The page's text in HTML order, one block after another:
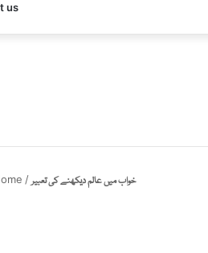
us
/خواب میں عالم دیکھنے کی تعبیر